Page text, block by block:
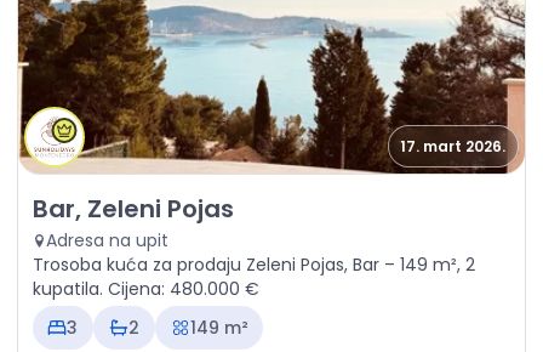
17. mart 2026.
Prodaja - Kuća Bar, Zeleni Pojas
Bar, Zeleni Pojas
Adresa na upit
Trosoba kuća za prodaju Zeleni Pojas, Bar – 149 m², 2
kupatila. Cijena: 480.000 €
3
2 149 m²